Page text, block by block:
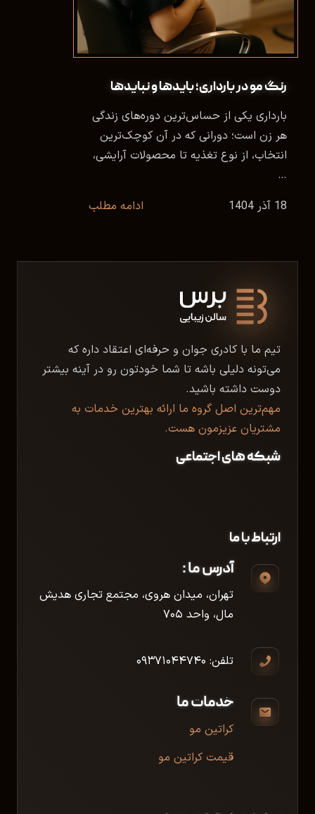
رنگ مو در بارداری؛ بایدها و نبایدها
بارداری یکی از حساس‌ترین دوره‌های زندگی
هر زن است؛ دورانی که در آن کوچک‌ترین
انتخاب، از نوع تغذیه تا محصولات آرایشی،
…
18 آذر 1404
ادامه مطلب
تیم ما با کادری جوان و حرفه‌ای اعتقاد داره که
می‌تونه دلیلی باشه تا شما خودتون رو در آینه بیشتر
دوست داشته باشید.
مهم‌ترین اصل گروه ما ارائه بهترین خدمات به
مشتریان عزیزمون هست.
شبکه های اجتماعی
ارتباط با ما
آدرس ما :
تهران، میدان هروی، مجتمع تجاری هدیش
مال، واحد ۷۰۵
تلفن: ۰۹۳۷۱۰۴۴۷۴۰
خدمات ما
کراتین مو
قیمت کراتین مو